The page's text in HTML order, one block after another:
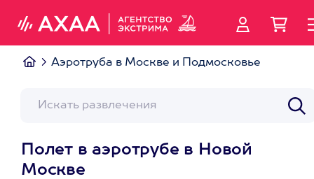
Аэротруба в Москве и Подмосковье
Полет в аэротрубе в Новой
Москве